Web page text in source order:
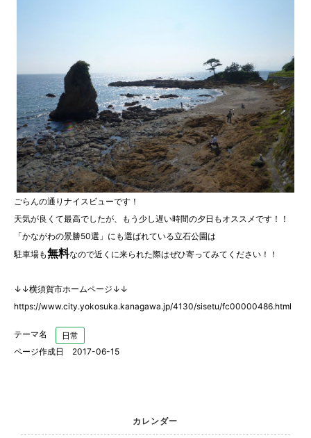
ごらんの通りナイスビューです！
天気が良くて最高でしたが、もう少し遅い時間の夕日もオススメです！！
「かながわの景勝50選」にも選ばれている立石公園は
駐車場も無料なので近くに来られた際はぜひ寄ってみてください！！
↓↓横須賀市ホームページ↓↓
https://www.city.yokosuka.kanagawa.jp/4130/sisetu/fc00000486.html
テーマ名
日常
ページ作成日 2017-06-15
カレンダー